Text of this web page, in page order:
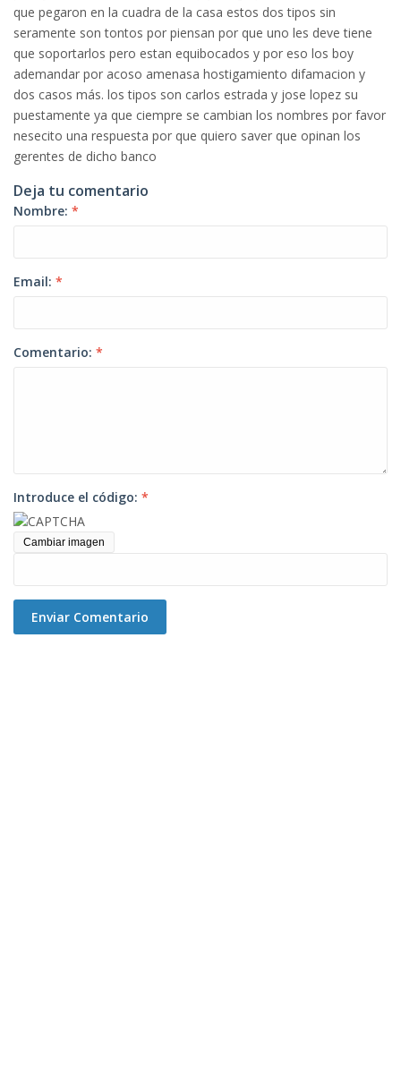
que pegaron en la cuadra de la casa estos dos tipos sin
seramente son tontos por piensan por que uno les deve tiene
que soportarlos pero estan equibocados y por eso los boy
ademandar por acoso amenasa hostigamiento difamacion y
dos casos más. los tipos son carlos estrada y jose lopez su
puestamente ya que ciempre se cambian los nombres por favor
nesecito una respuesta por que quiero saver que opinan los
gerentes de dicho banco
Deja tu comentario
Nombre: *
Email: *
Comentario: *
Introduce el código: *
Cambiar imagen
Enviar Comentario